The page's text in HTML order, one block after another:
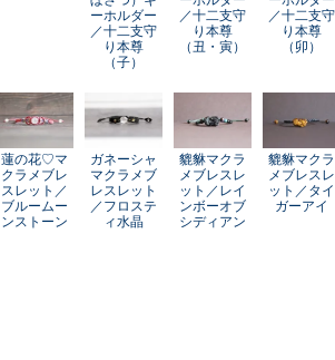
ーホルダー
／十二支守
り本尊
（子）
／十二支守
り本尊
（丑・寅）
／十二支守
り本尊
（卯）
蓮の花♡マ
クラメブレ
スレット／
ブルームー
ンストーン
ガネーシャ
マクラメブ
レスレット
／フロステ
ィ水晶
貔貅マクラ
メブレスレ
ット／レイ
ンボーオブ
シディアン
貔貅マクラ
メブレスレ
ット／タイ
ガーアイ